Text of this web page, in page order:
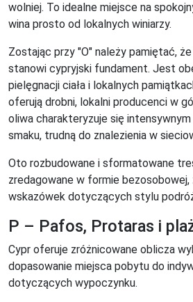
wolniej. To idealne miejsce na
wina prosto od lokalnych winiarzy.
Zostając przy "O" należy pamiętać, że
stanowi cypryjski fundament. Jest
pielęgnacji ciała i lokalnych
oferują drobni, lokalni producenci w
oliwa charakteryzuje się intensywnym
smaku, trudną do znalezienia w
Oto rozbudowane i sformatowane
zredagowane w formie bezosobowej,
wskazówek dotyczących stylu
P – Pafos, Protaras i
Cypr oferuje zróżnicowane oblicza
dopasowanie miejsca pobytu do
dotyczących wypoczynku.